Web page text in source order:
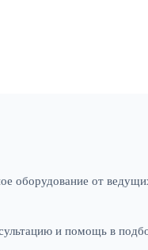
оборудование от
и помощь в